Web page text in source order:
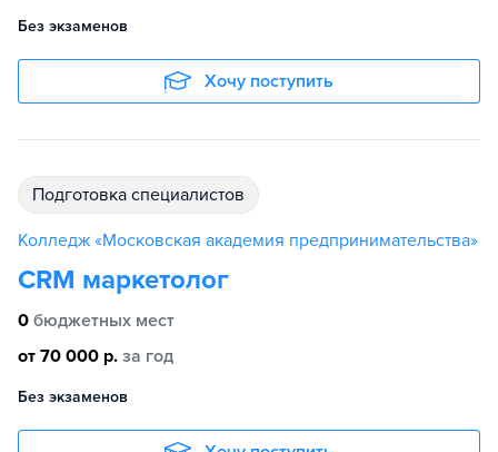
Без экзаменов
Хочу поступить
подготовка специалистов
Колледж «Московская академия предпринимательства»
CRM маркетолог
0 бюджетных мест
от 70 000 р. за год
Без экзаменов